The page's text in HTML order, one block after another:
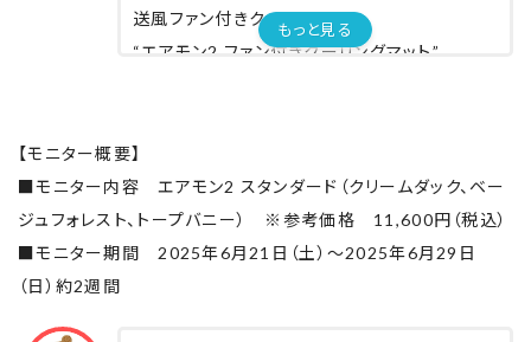
送風ファン付きクールシート
“エアモン2 ファン付きクーリングマット”
シートの熱さを感じず
快適なシートにしてくれる！！！
チャイルドシートで使って
車から降りてベビーカーで使う✨
もっと見る
【モニター概要】
■モニター内容 エアモン2 スタンダード（クリームダック、ベー
ジュフォレスト、トープバニー） ※参考価格 11,600円（税込）
■モニター期間 2025年6月21日（土）～2025年6月29日
（日）約2週間